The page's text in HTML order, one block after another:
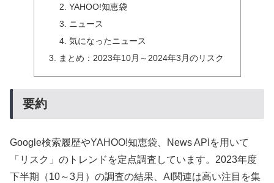
YAHOO!知恵袋
ニュース
気になったニュース
まとめ：2023年10月～2024年3月のリスク
要約
Google検索履歴やYAHOO!知恵袋、News APIを用いて
「リスク」のトレンドを定点調査しています。2023年度
下半期（10～3月）の調査の結果、AI関連は高い注目を集